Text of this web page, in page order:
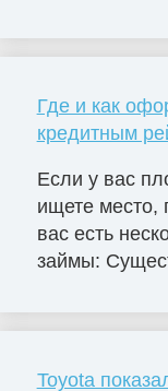
Где и как
кредитным
Если у вас
ищете место,
вас есть
займы:
Toyota